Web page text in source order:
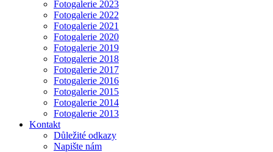
Fotogalerie 2023
Fotogalerie 2022
Fotogalerie 2021
Fotogalerie 2020
Fotogalerie 2019
Fotogalerie 2018
Fotogalerie 2017
Fotogalerie 2016
Fotogalerie 2015
Fotogalerie 2014
Fotogalerie 2013
Kontakt
Důležité odkazy
Napište nám